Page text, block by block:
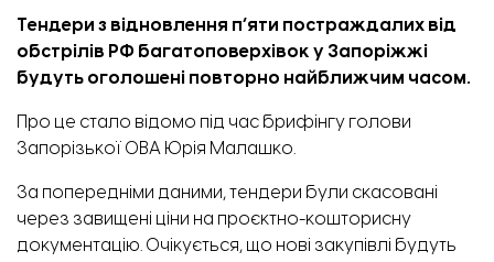
Тендери з відновлення п’яти постраждалих від
обстрілів РФ багатоповерхівок у Запоріжжі
будуть оголошені повторно найближчим часом.
Про це стало відомо під час брифінгу голови
Запорізької ОВА Юрія Малашко.
За попередніми даними, тендери були скасовані
через завищені ціни на проєктно-кошторисну
документацію. Очікується, що нові закупівлі будуть